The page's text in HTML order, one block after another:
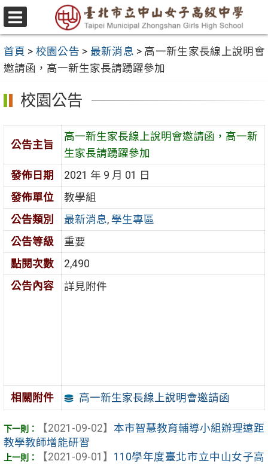
跳
至
要
內
容
區
選
單
首頁 > 校園公告 > 最新消息 > 高一新生家長線上說明會
邀請函，高一新生家長請踴躍參加
校園公告
公告主旨
高一新生家長線上說明會邀請函，高一新
生家長請踴躍參加
發佈日期
2021 年 9 月 01 日
發佈單位
教學組
公告類別
最新消息, 學生專區
公告等級
重要
點閱次數
2,490
公告內容
詳見附件
相關附件 高一新生家長線上說明會邀請函
【2021-09-02】 本市智慧教育輔導小組辦理遠距
教學教師增能研習
【2021-09-01】 110學年度臺北市立中山女子高